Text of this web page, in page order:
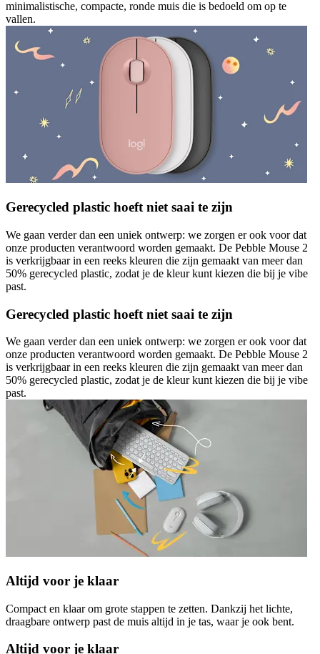
minimalistische, compacte, ronde muis die is bedoeld om op te
vallen.
Gerecycled plastic hoeft niet saai te zijn
We gaan verder dan een uniek ontwerp: we zorgen er ook voor dat
onze producten verantwoord worden gemaakt. De Pebble Mouse 2
is verkrijgbaar in een reeks kleuren die zijn gemaakt van meer dan
50% gerecycled plastic, zodat je de kleur kunt kiezen die bij je vibe
past.
Gerecycled plastic hoeft niet saai te zijn
We gaan verder dan een uniek ontwerp: we zorgen er ook voor dat
onze producten verantwoord worden gemaakt. De Pebble Mouse 2
is verkrijgbaar in een reeks kleuren die zijn gemaakt van meer dan
50% gerecycled plastic, zodat je de kleur kunt kiezen die bij je vibe
past.
Altijd voor je klaar
Compact en klaar om grote stappen te zetten. Dankzij het lichte,
draagbare ontwerp past de muis altijd in je tas, waar je ook bent.
Altijd voor je klaar